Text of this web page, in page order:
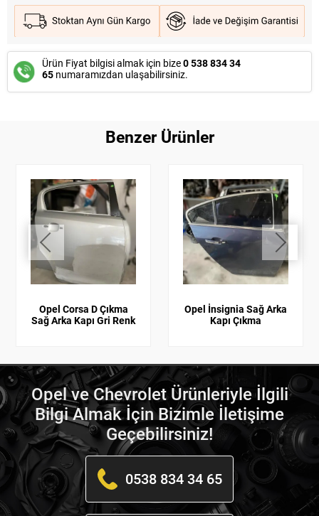
Ürün Fiyat bilgisi almak için bize0 538 834 34
65 numaramızdan ulaşabilirsiniz.
Benzer Ürünler
Opel Corsa D Çıkma
Sağ Arka Kapı Gri Renk
Opel İnsignia Sağ Arka
Kapı Çıkma
Opel ve Chevrolet Ürünleriyle İlgili
Bilgi Almak İçin Bizimle İletişime
Geçebilirsiniz!
0538 834 34 65